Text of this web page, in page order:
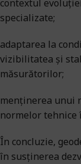
contextul
specializate;
adaptarea la
vizibilitatea și
măsurătorilor;
menținerea unui
normelor tehnice
În concluzie,
în susținerea